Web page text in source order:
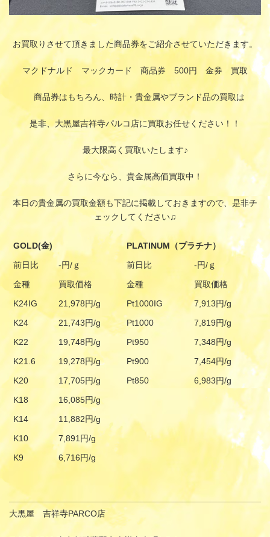
お買取りさせて頂きました商品券をご紹介させていただきます。
マクドナルド マックカード 商品券 500円 金券 買取
商品券はもちろん、時計・貴金属やブランド品の買取は
是非、大黒屋吉祥寺パルコ店に買取お任せください！！
最大限高く買取いたします♪
さらに今なら、貴金属高価買取中！
本日の貴金属の買取金額も下記に掲載しておきますので、是非チ
ェックしてください♫
GOLD(金)
PLATINUM（プラチナ）
前日比
-円/ｇ 前日比
-円/ｇ
金種
買取価格 金種
買取価格
K24IG
21,978円/g Pt1000IG
7,913円/g
K24
21,743円/g Pt1000
7,819円/g
K22
19,748円/g Pt950
7,348円/g
K21.6
19,278円/g Pt900
7,454円/g
K20
17,705円/g Pt850
6,983円/g
K18
16,085円/g
K14
11,882円/g
K10
7,891円/g
K9
6,716円/g
大黒屋 吉祥寺PARCO店